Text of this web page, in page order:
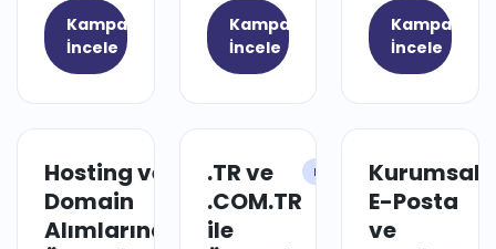
Kampanyayı
İncele
Kampanyayı
İncele
İncele
Hosting ve
Domain
Alımlarında
HOSTING
.TR ve
.COM.TR
ile
DOMAIN Kurumsal
E-Posta
ve